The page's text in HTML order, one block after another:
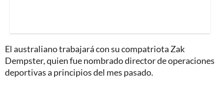
El australiano trabajará con su compatriota Zak
Dempster, quien fue nombrado director de operaciones
deportivas a principios del mes pasado.